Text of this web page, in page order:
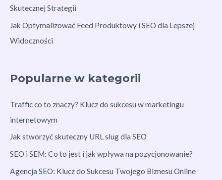
Skutecznej Strategii
Jak Optymalizować Feed Produktowy i SEO dla Lepszej
Widoczności
Popularne w kategorii
Traffic co to znaczy? Klucz do sukcesu w marketingu
internetowym
Jak stworzyć skuteczny URL slug dla SEO
SEO i SEM: Co to jest i jak wpływa na pozycjonowanie?
Agencja SEO: Klucz do Sukcesu Twojego Biznesu Online